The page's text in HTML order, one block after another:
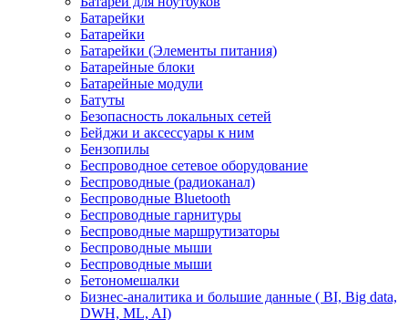
Батарейки
Батарейки
Батарейки (Элементы питания)
Батарейные блоки
Батарейные модули
Батуты
Безопасность локальных сетей
Бейджи и аксесcуары к ним
Бензопилы
Беспроводное сетевое оборудование
Беспроводные (радиоканал)
Беспроводные Bluetooth
Беспроводные гарнитуры
Беспроводные маршрутизаторы
Беспроводные мыши
Беспроводные мыши
Бетономешалки
Бизнес-аналитика и большие данные ( BI, Big data,
DWH, ML, AI)